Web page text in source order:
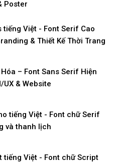
Poster
tiếng Việt - Font Serif Cao
& Thiết Kế Thời Trang
– Font Sans Serif Hiện
UX & Website
tiếng Việt - Font chữ Serif
và thanh lịch
tiếng Việt - Font chữ Script